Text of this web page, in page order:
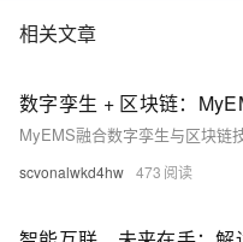
相关文章
scvonalwkd4hw 473